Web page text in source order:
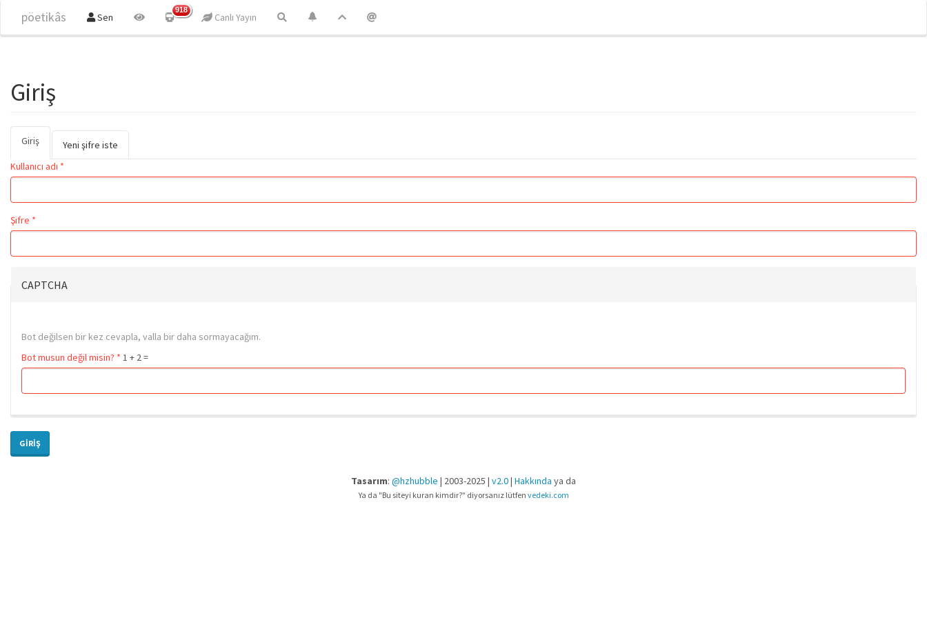
pöetikâs Sen
918
Canlı Yayın
Giriş
Birincil sekmeler
Giriş
Yeni şifre iste
Kullanıcı adı *
Şifre *
CAPTCHA
Bot değilsen bir kez cevapla, valla bir daha sormayacağım.
Bot musun değil misin? * 1 + 2 =
GIRIŞ
Tasarım: @hzhubble | 2003-2025 | v2.0| Hakkında ya da
Ya da "Bu siteyi kuran kimdir?" diyorsanız lütfen vedeki.com